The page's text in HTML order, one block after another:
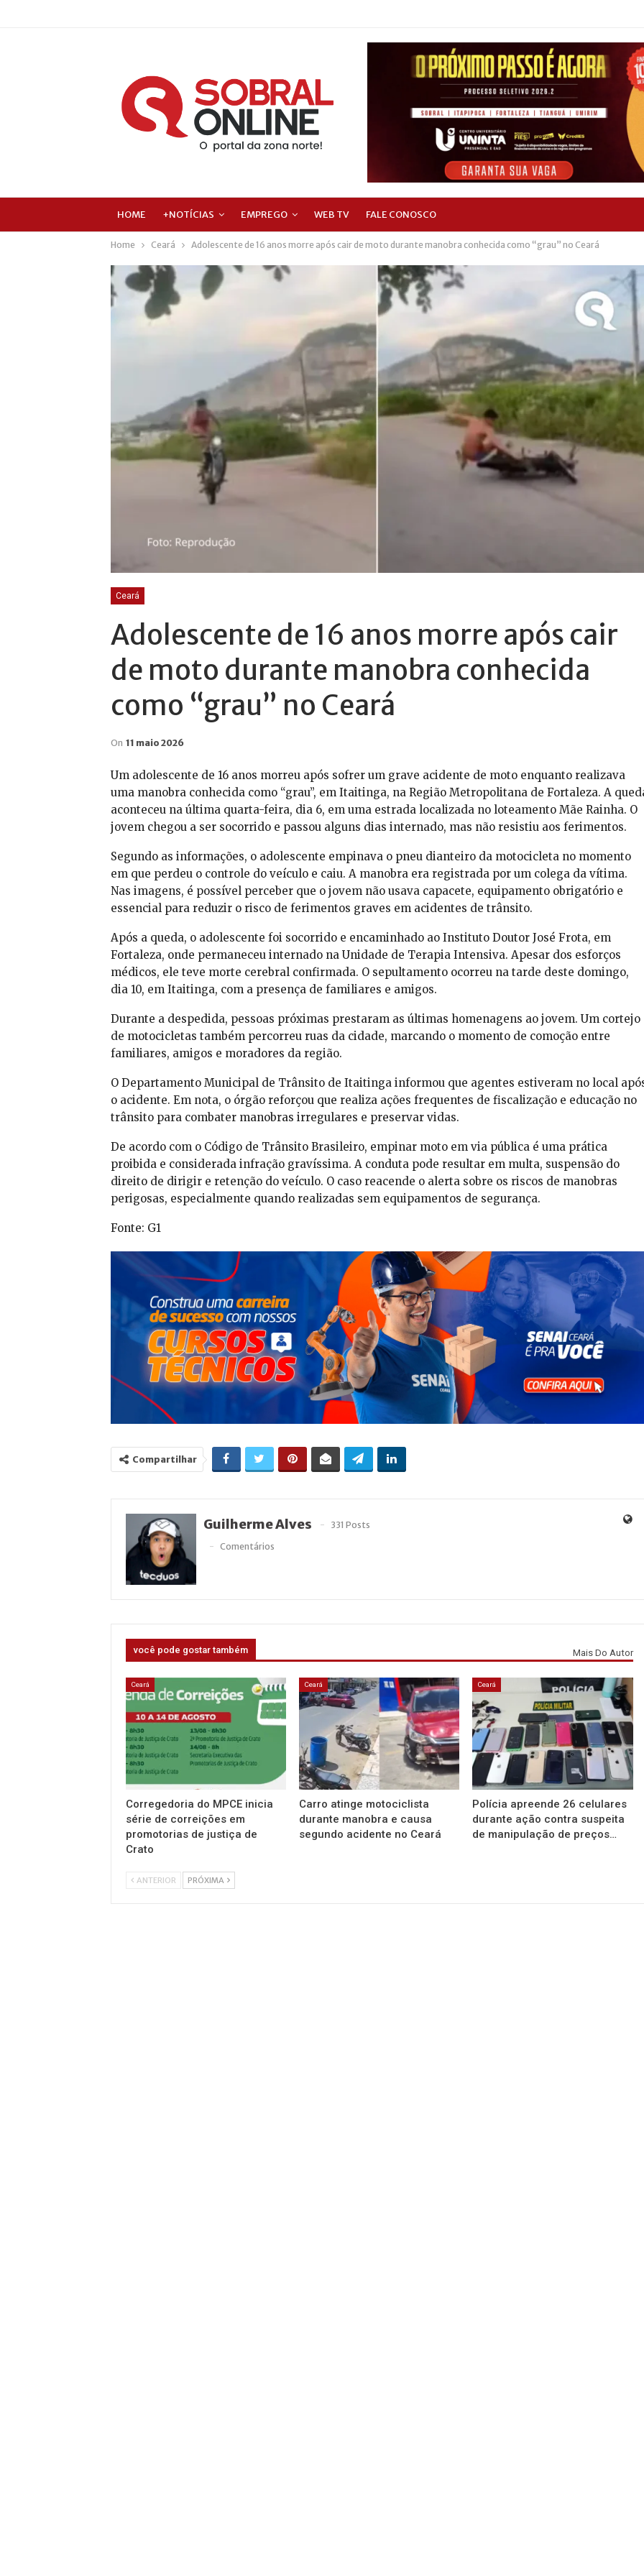
HOME +NOTÍCIAS EMPREGO WEB TV FALE CONOSCO
Home Ceará Adolescente de 16 anos morre após cair de moto durante manobra conhecida como “grau” no Ceará
Ceará
Adolescente de 16 anos morre após cair
de moto durante manobra conhecida
como “grau” no Ceará
On 11 maio 2026
Um adolescente de 16 anos morreu após sofrer um grave acidente de moto enquanto realizava
uma manobra conhecida como “grau”, em Itaitinga, na Região Metropolitana de Fortaleza. A
aconteceu na última quarta-feira, dia 6, em uma estrada localizada no loteamento Mãe Rainha. O
jovem chegou a ser socorrido e passou alguns dias internado, mas não resistiu aos ferimentos.
Segundo as informações, o adolescente empinava o pneu dianteiro da motocicleta no momento
em que perdeu o controle do veículo e caiu. A manobra era registrada por um colega da vítima.
Nas imagens, é possível perceber que o jovem não usava capacete, equipamento obrigatório e
essencial para reduzir o risco de ferimentos graves em acidentes de trânsito.
Após a queda, o adolescente foi socorrido e encaminhado ao Instituto Doutor José Frota, em
Fortaleza, onde permaneceu internado na Unidade de Terapia Intensiva. Apesar dos esforços
médicos, ele teve morte cerebral confirmada. O sepultamento ocorreu na tarde deste domingo,
dia 10, em Itaitinga, com a presença de familiares e amigos.
Durante a despedida, pessoas próximas prestaram as últimas homenagens ao jovem. Um cortejo
de motocicletas também percorreu ruas da cidade, marcando o momento de comoção entre
familiares, amigos e moradores da região.
O Departamento Municipal de Trânsito de Itaitinga informou que agentes estiveram no local
o acidente. Em nota, o órgão reforçou que realiza ações frequentes de fiscalização e educação no
trânsito para combater manobras irregulares e preservar vidas.
De acordo com o Código de Trânsito Brasileiro, empinar moto em via pública é uma prática
proibida e considerada infração gravíssima. A conduta pode resultar em multa, suspensão do
direito de dirigir e retenção do veículo. O caso reacende o alerta sobre os riscos de manobras
perigosas, especialmente quando realizadas sem equipamentos de segurança.
Fonte: G1
Compartilhar
Guilherme Alves
331 Posts
Comentários
você pode gostar também Mais Do Autor
Ceará
Corregedoria do MPCE inicia
série de correições em
promotorias de justiça de
Crato
Ceará
Carro atinge motociclista
durante manobra e causa
segundo acidente no Ceará
Ceará
Polícia apreende 26 celulares
durante ação contra suspeita
de manipulação de preços…
ANTERIOR PRÓXIMA